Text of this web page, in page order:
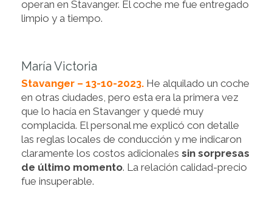
operan en Stavanger. El coche me fue entregado
limpio y a tiempo.
María Victoria
Stavanger – 13-10-2023. He alquilado un coche
en otras ciudades, pero esta era la primera vez
que lo hacía en Stavanger y quedé muy
complacida. El personal me explicó con detalle
las reglas locales de conducción y me indicaron
claramente los costos adicionales sin sorpresas
de último momento. La relación calidad-precio
fue insuperable.